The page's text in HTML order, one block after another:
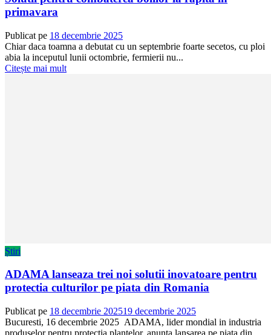
primavara
Publicat pe 18 decembrie 2025
Chiar daca toamna a debutat cu un septembrie foarte secetos, cu ploi
abia la inceputul lunii octombrie, fermierii nu...
Citește mai mult
Știri
ADAMA lanseaza trei noi solutii inovatoare pentru
protectia culturilor pe piata din Romania
Publicat pe 18 decembrie 202519 decembrie 2025
Bucuresti, 16 decembrie 2025 ADAMA, lider mondial in industria
produselor pentru protectia plantelor, anunta lansarea pe piata din